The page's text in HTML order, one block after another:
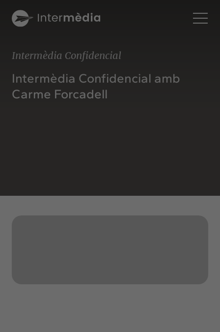
Intermèdia
Sobre nosaltres
Interconnexió
Interrelació
Intermèdia Confidencial
Intermèdia Confidencial amb
Carme Forcadell